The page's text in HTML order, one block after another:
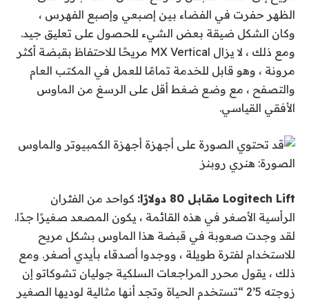
الظهر حفرت في الفضاء بين إصبعي وإصبع الفهرس ،
وكان الشكل ضيقة بعض الشيء للحصول على تعليق جيد.
ومع ذلك ، لا يزال MX Vertical مريحًا للاحتفاظ بقبضة أكثر
مرونة ، وهو قابل للخدمة تمامًا للعمل في المكتب العام
والتصفح ، مع وضع ضغط أقل على الرسغ من الماوس
الأفقي القياسي.
الصورة: هنري روبنز
Logitech Lift مقابل 80 دولارًا:
كواحد من الفئران
الرأسية الأصغر في هذه القائمة ، يكون المصعد صغيرًا جدًا.
لقد وجدت صعوبة في قبضة هذا الماوس بشكل مريح
للاستخدام لفترة طويلة ، ووجدوا أصدقاء بأيدي أصغر. ومع
ذلك ، يقول محرر المراجعات السلكية جوليان تشوكاتو إن
زوجته 5’2 “تستخدم الحياة وتجد أنها مثالية لوديها الصغير